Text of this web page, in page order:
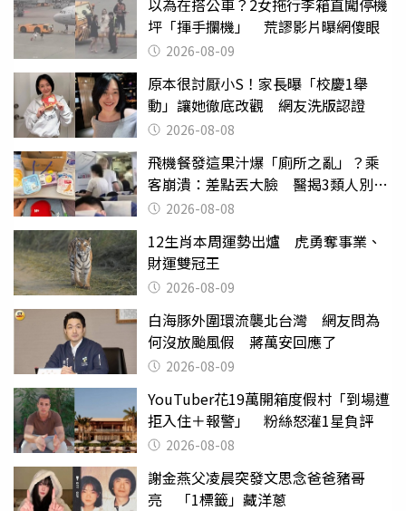
坪「揮手攔機」 荒謬影片曝網傻眼
2026-08-09
原本很討厭小S！家長曝「校慶1舉
動」讓她徹底改觀 網友洗版認證
2026-08-08
飛機餐發這果汁爆「廁所之亂」？乘
客崩潰：差點丟大臉 醫揭3類人別亂
喝 2026-08-08
12生肖本周運勢出爐 虎勇奪事業、
財運雙冠王
2026-08-09
白海豚外圍環流襲北台灣 網友問為
何沒放颱風假 蔣萬安回應了
2026-08-09
YouTuber花19萬開箱度假村「到場遭
拒入住＋報警」 粉絲怒灌1星負評
2026-08-08
謝金燕父凌晨突發文思念爸爸豬哥
亮 「1標籤」藏洋蔥